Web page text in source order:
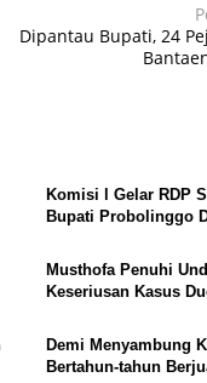
Dipantau Bupati, 24
Komisi l Gelar RDP
Bupati Probolinggo
Musthofa Penuhi
Keseriusan Kasus
Demi Menyambung
Bertahun-tahun